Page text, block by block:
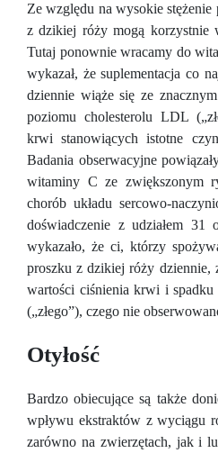
Ze względu na wysokie
z dzikiej róży mogą korzystnie
Tutaj ponownie wracamy do
wykazał, że suplementacja co
dziennie wiąże się ze
poziomu cholesterolu LDL
krwi stanowiących istotne
Badania obserwacyjne
witaminy C ze zwiększonym
chorób układu sercowo-
doświadczenie z udziałem 31
wykazało, że ci, którzy
proszku z dzikiej róży dziennie,
wartości ciśnienia krwi i
(„złego”), czego nie
Otyłość
Bardzo obiecujące są także
wpływu ekstraktów z wyciągu
zarówno na zwierzętach, jak i